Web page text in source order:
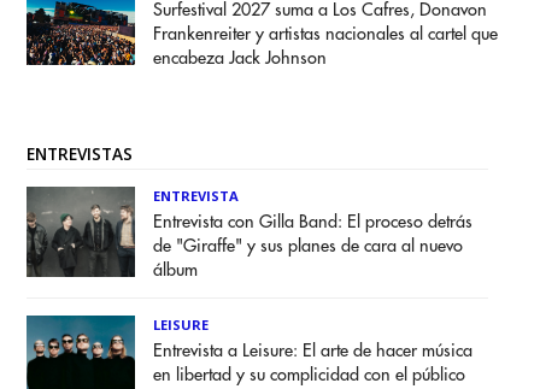
Surfestival 2027 suma a Los Cafres, Donavon
Frankenreiter y artistas nacionales al cartel que
encabeza Jack Johnson
ENTREVISTAS
ENTREVISTA
Entrevista con Gilla Band: El proceso detrás
de "Giraffe" y sus planes de cara al nuevo
álbum
LEISURE
Entrevista a Leisure: El arte de hacer música
en libertad y su complicidad con el público